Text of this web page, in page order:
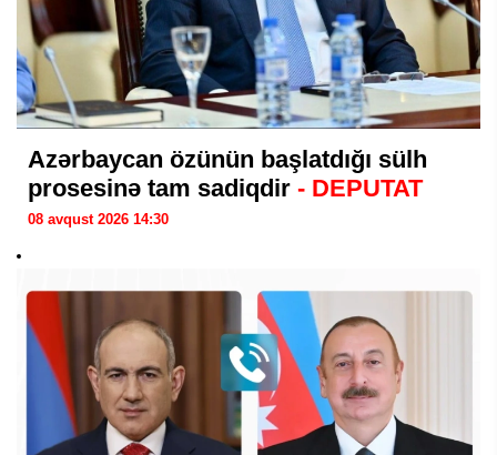
Azərbaycan özünün başlatdığı sülh
prosesinə tam sadiqdir - DEPUTAT
08 avqust 2026 14:30